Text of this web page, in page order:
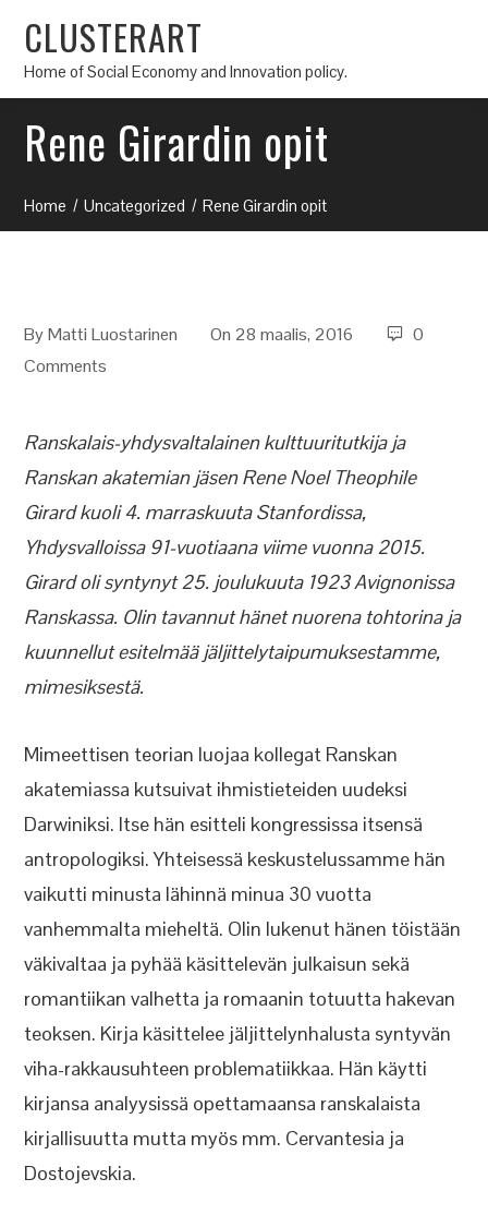
CLUSTERART
Home of Social Economy and Innovation policy.
Rene Girardin opit
Home Uncategorized Rene Girardin opit
ByMatti Luostarinen On 28 maalis, 2016
0
Comments
Ranskalais-yhdysvaltalainen kulttuuritutkija ja
Ranskan akatemian jäsen Rene Noel Theophile
Girard kuoli 4. marraskuuta Stanfordissa,
Yhdysvalloissa 91-vuotiaana viime vuonna 2015.
Girard oli syntynyt 25. joulukuuta 1923 Avignonissa
Ranskassa. Olin tavannut hänet nuorena tohtorina ja
kuunnellut esitelmää jäljittelytaipumuksestamme,
mimesiksestä.
Mimeettisen teorian luojaa kollegat Ranskan
akatemiassa kutsuivat ihmistieteiden uudeksi
Darwiniksi. Itse hän esitteli kongressissa itsensä
antropologiksi. Yhteisessä keskustelussamme hän
vaikutti minusta lähinnä minua 30 vuotta
vanhemmalta mieheltä. Olin lukenut hänen töistään
väkivaltaa ja pyhää käsittelevän julkaisun sekä
romantiikan valhetta ja romaanin totuutta hakevan
teoksen. Kirja käsittelee jäljittelynhalusta syntyvän
viha-rakkausuhteen problematiikkaa. Hän käytti
kirjansa analyysissä opettamaansa ranskalaista
kirjallisuutta mutta myös mm. Cervantesia ja
Dostojevskia.